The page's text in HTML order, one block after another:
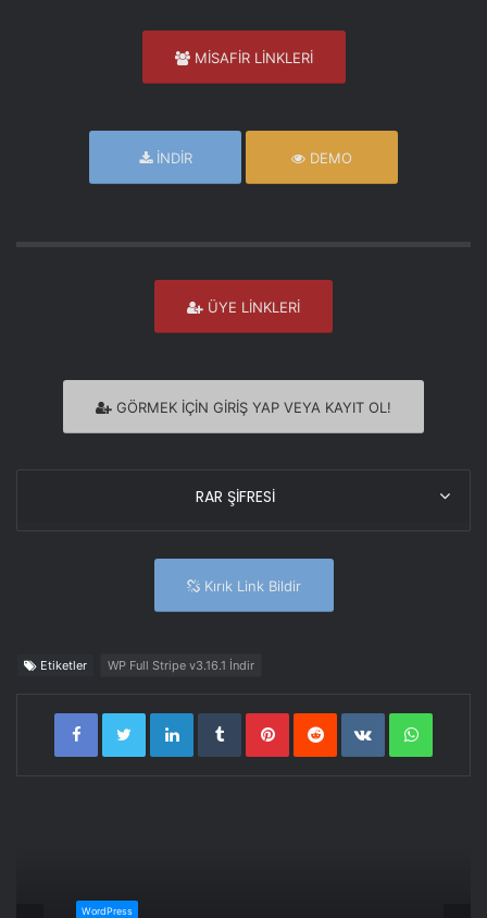
MİSAFİR LİNKLERİ
İNDİR DEMO
ÜYE LİNKLERİ
GÖRMEK İÇİN GİRİŞ YAP VEYA KAYIT OL!
RAR ŞİFRESİ
Kırık Link Bildir
Etiketler WP Full Stripe v3.16.1 İndir
LinkedInTumblrPinterestReddit VKontakte
WordPress